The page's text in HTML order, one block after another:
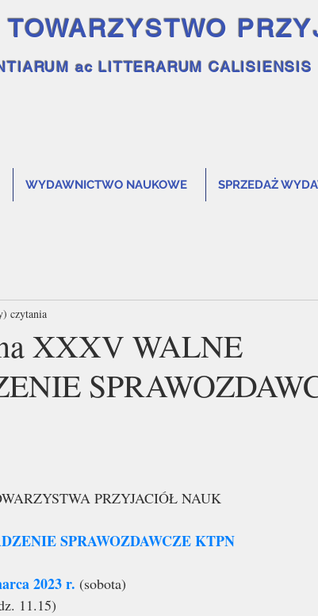
ac LITTERARUM CALISIENSIS
WYDAWNICTWO NAUKOWE SPRZEDAŻ
XXXV WALNE
czytania
PRZYJACIÓŁ NAUK
SPRAWOZDAWCZE KTPN
2023 r. (sobota)
11.15)